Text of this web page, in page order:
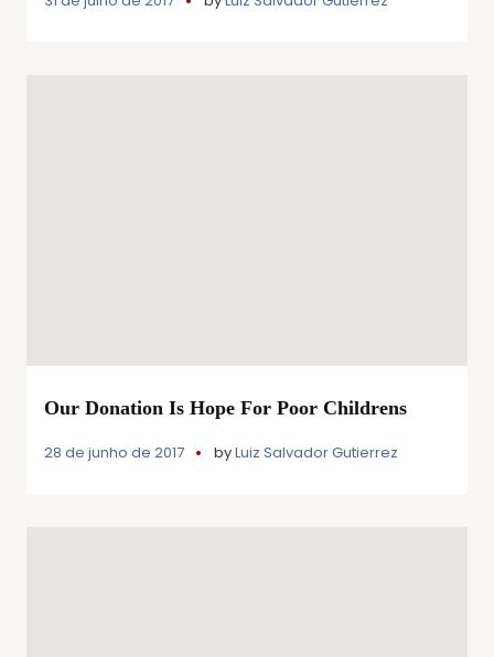
Our Donation Is Hope For Poor Childrens
28 de junho de 2017 byLuiz Salvador Gutierrez